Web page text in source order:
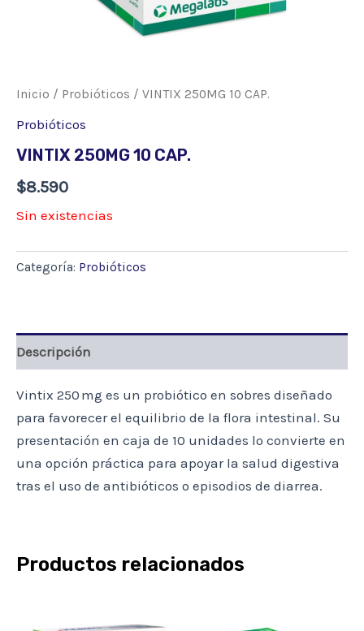
Inicio / Probióticos / VINTIX 250MG 10 CAP.
Probióticos
VINTIX 250MG 10 CAP.
$8.590
Sin existencias
Categoría: Probióticos
Descripción
Vintix 250 mg es un probiótico en sobres diseñado
para favorecer el equilibrio de la flora intestinal. Su
presentación en caja de 10 unidades lo convierte en
una opción práctica para apoyar la salud digestiva
tras el uso de antibióticos o episodios de diarrea.
Productos relacionados